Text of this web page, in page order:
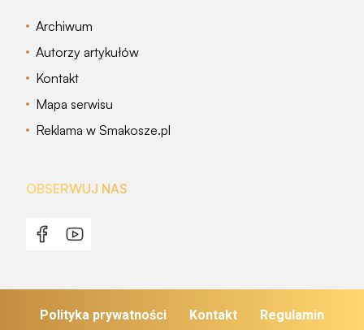
Archiwum
Autorzy artykułów
Kontakt
Mapa serwisu
Reklama w Smakosze.pl
OBSERWUJ NAS
Polityka prywatności Kontakt Regulamin